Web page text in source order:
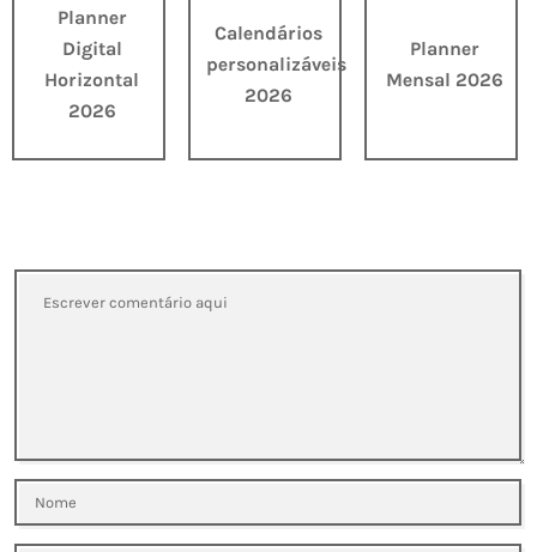
Planner
Digital
Horizontal
2026
Calendários
personalizáveis
2026
Planner
Mensal 2026